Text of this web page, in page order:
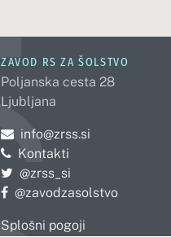
ZAVOD RS ZA ŠOLSTVO
Poljanska cesta 28
Ljubljana
Pošljite e-mail na
info@zrss.si
Kontakti
Pojdite na Twitter:
@zrss_si
Pojdite na Facebook:
@zavodzasolstvo
Splošni pogoji